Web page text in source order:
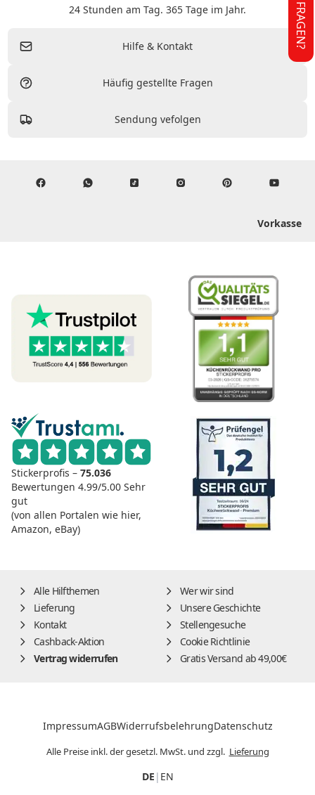
24 Stunden am Tag. 365 Tage im Jahr.
Hilfe & Kontakt
Häufig gestellte Fragen
Sendung vefolgen
Vorkasse
Stickerprofis – 75.036
Bewertungen 4.99/5.00 Sehr
gut
(von allen Portalen wie hier,
Amazon, eBay)
Alle Hilfthemen
Wer wir sind
Lieferung
Unsere Geschichte
Kontakt
Stellengesuche
Cashback-Aktion
Cookie Richtlinie
Vertrag widerrufen
Gratis Versand ab 49,00€
ImpressumAGBWiderrufsbelehrungDatenschutz
Alle Preise inkl. der gesetzl. MwSt. und zzgl. Lieferung
DE | EN
FRAGEN?